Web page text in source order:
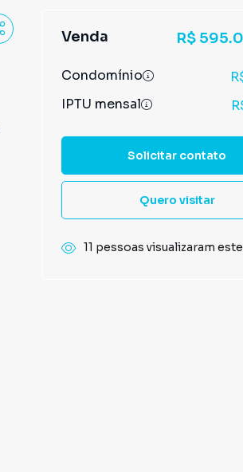
Venda R$
Condomínio
IPTU mensal
Solicitar contato
Quero visitar
11 pessoas visualizaram